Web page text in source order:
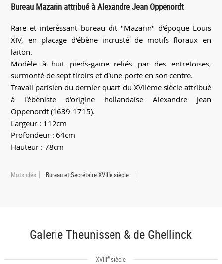
Bureau Mazarin attribué à Alexandre Jean Oppenordt
Rare et interéssant bureau dit "Mazarin" d'époque Louis
XIV, en placage d'ébène incrusté de motifs floraux en
laiton.
Modèle à huit pieds-gaine reliés par des entretoises,
surmonté de sept tiroirs et d'une porte en son centre.
Travail parisien du dernier quart du XVIIème siècle attribué
à l'ébéniste d'origine hollandaise Alexandre Jean
Oppenordt (1639-1715).
Largeur : 112cm
Profondeur : 64cm
Hauteur : 78cm
Mots clés Bureau et Secrétaire XVIIIe siècle
Galerie Theunissen & de Ghellinck
XVIIIe siècle